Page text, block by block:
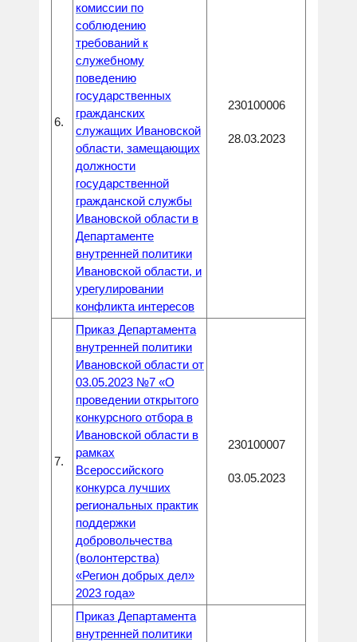
6.
комиссии по
соблюдению
требований к
служебному
поведению
государственных
гражданских
служащих Ивановской
области, замещающих
должности
государственной
гражданской службы
Ивановской области в
Департаменте
внутренней политики
Ивановской области, и
урегулировании
конфликта интересов
230100006
28.03.2023
7.
Приказ Департамента
внутренней политики
Ивановской области от
03.05.2023 №7 «О
проведении открытого
конкурсного отбора в
Ивановской области в
рамках
Всероссийского
конкурса лучших
региональных практик
поддержки
добровольчества
(волонтерства)
«Регион добрых дел»
2023 года»
230100007
03.05.2023
Приказ Департамента
внутренней политики